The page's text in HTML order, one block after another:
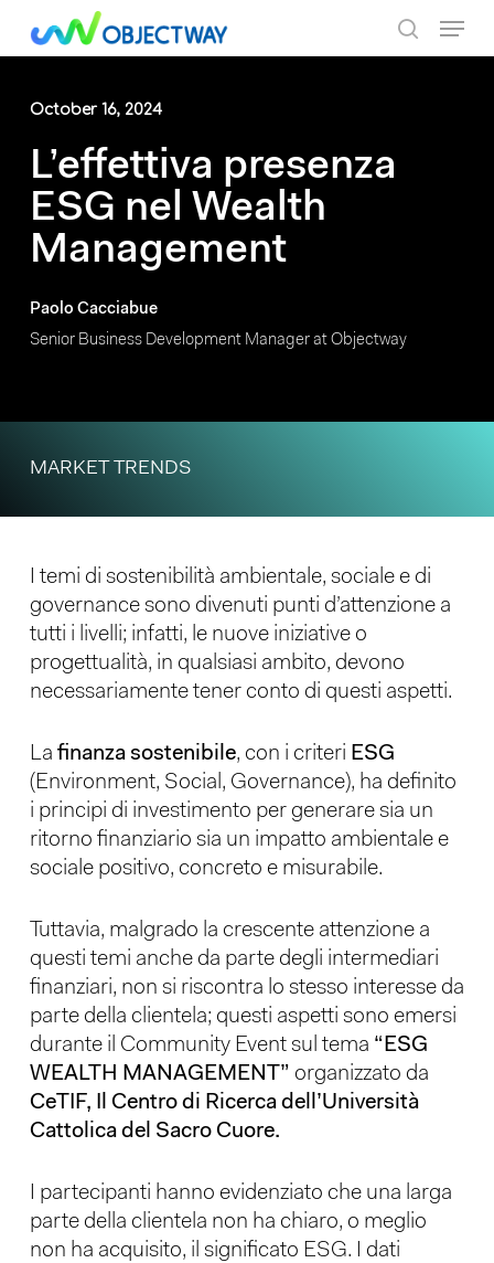
content
October 16, 2024
L’effettiva presenza
ESG nel Wealth
Management
Paolo Cacciabue
Senior Business Development Manager at Objectway
MARKET TRENDS
I temi di sostenibilità ambientale, sociale e di
governance sono divenuti punti d’attenzione a
tutti i livelli; infatti, le nuove iniziative o
progettualità, in qualsiasi ambito, devono
necessariamente tener conto di questi aspetti.
La finanza sostenibile, con i criteri ESG
(Environment, Social, Governance), ha definito
i principi di investimento per generare sia un
ritorno finanziario sia un impatto ambientale e
sociale positivo, concreto e misurabile.
Tuttavia, malgrado la crescente attenzione a
questi temi anche da parte degli intermediari
finanziari, non si riscontra lo stesso interesse da
parte della clientela; questi aspetti sono emersi
durante il Community Event sul tema “ESG
WEALTH MANAGEMENT” organizzato da
CeTIF, Il Centro di Ricerca dell’Università
Cattolica del Sacro Cuore.
I partecipanti hanno evidenziato che una larga
parte della clientela non ha chiaro, o meglio
non ha acquisito, il significato ESG. I dati